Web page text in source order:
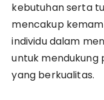
kebutuhan serta
mencakup
individu dalam
untuk mendukung
yang berkualitas.